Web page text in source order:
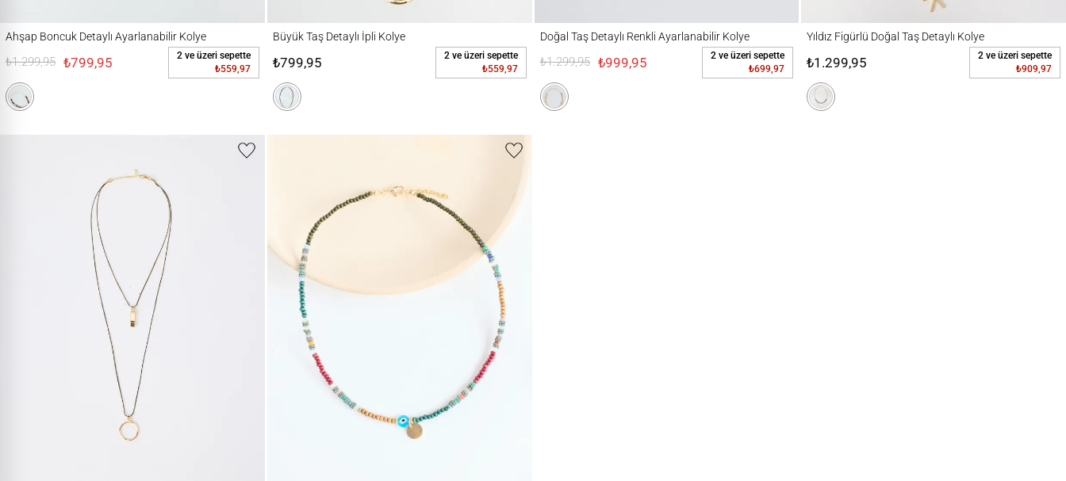
Ahşap Boncuk Detaylı Ayarlanabilir Kolye
₺1.299,95 ₺799,95
2 ve üzeri sepette
₺559,97
Büyük Taş Detaylı İpli Kolye
₺799,95
2 ve üzeri sepette
₺559,97
Doğal Taş Detaylı Renkli Ayarlanabilir Kolye
₺1.299,95 ₺999,95
2 ve üzeri sepette
₺699,97
Yıldız Figürlü Doğal Taş Detaylı Kolye
₺1.299,95
2 ve üzeri sepette
₺909,97